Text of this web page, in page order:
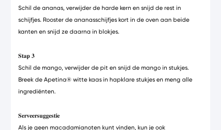
Schil de ananas, verwijder de harde kern en snijd de rest in
schijfjes. Rooster de ananasschijfjes kort in de oven aan beide
kanten en snijd ze daarna in blokjes.
𝐒𝐭𝐚𝐩 𝟑
Schil de mango, verwijder de pit en snijd de mango in stukjes.
Breek deApetina®witte kaas in hapklare stukjes en meng alle
ingrediënten.
𝐒𝐞𝐫𝐯𝐞𝐞𝐫𝐬𝐮𝐠𝐠𝐞𝐬𝐭𝐢𝐞
Als je geen macadamianoten kunt vinden, kun je ook